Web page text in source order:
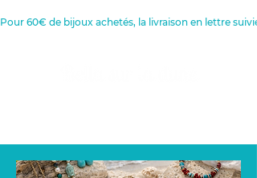
Pour 60€ de bijoux achetés, la livraison en lettre